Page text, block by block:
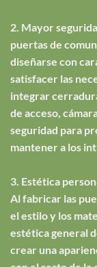
2. Mayor
puertas de
diseñarse con
satisfacer las
integrar
de acceso,
seguridad para
mantener a los
3. Estética
Al fabricar las
el estilo y los
estética general
crear una